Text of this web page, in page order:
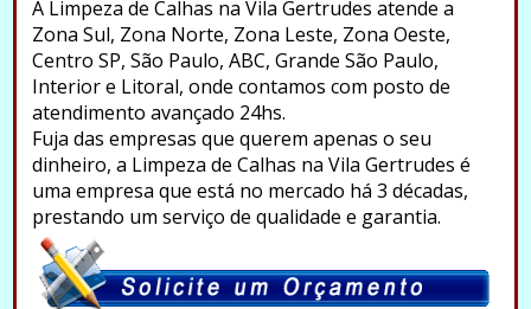
A Limpeza de Calhas na Vila Gertrudes atende a
Zona Sul, Zona Norte, Zona Leste, Zona Oeste,
Centro SP, São Paulo, ABC, Grande São Paulo,
Interior e Litoral, onde contamos com posto de
atendimento avançado 24hs.
Fuja das empresas que querem apenas o seu
dinheiro, a Limpeza de Calhas na Vila Gertrudes é
uma empresa que está no mercado há 3 décadas,
prestando um serviço de qualidade e garantia.